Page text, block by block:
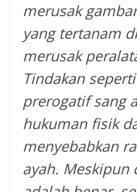
merusak
yang tertanam
merusak
Tindakan
prerogatif sang
hukuman fisik
menyebabkan
ayah. Meskipun